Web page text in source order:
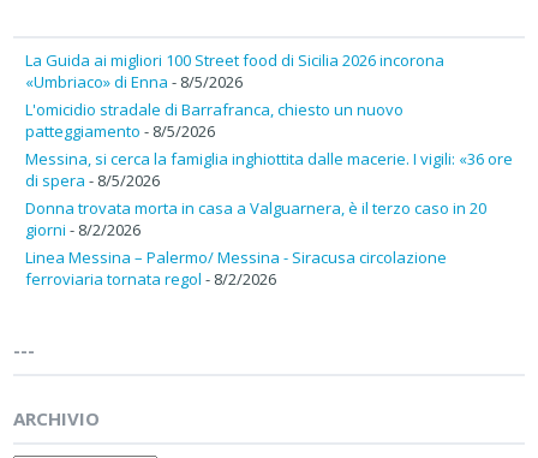
La Guida ai migliori 100 Street food di Sicilia 2026 incorona
«Umbriaco» di Enna - 8/5/2026
L'omicidio stradale di Barrafranca, chiesto un nuovo
patteggiamento - 8/5/2026
Messina, si cerca la famiglia inghiottita dalle macerie. I vigili: «36 ore
di spera - 8/5/2026
Donna trovata morta in casa a Valguarnera, è il terzo caso in 20
giorni - 8/2/2026
Linea Messina – Palermo/ Messina - Siracusa circolazione
ferroviaria tornata regol - 8/2/2026
---
ARCHIVIO